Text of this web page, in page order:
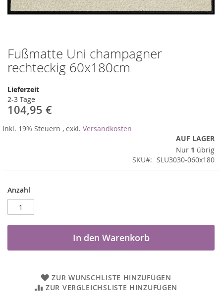
Fußmatte Uni champagner
rechteckig 60x180cm
Lieferzeit
2-3 Tage
104,95 €
Inkl. 19% Steuern , exkl. Versandkosten
AUF LAGER
Nur 1 übrig
SKU
SLU3030-060x180
Anzahl
In den Warenkorb
ZUR WUNSCHLISTE HINZUFÜGEN
ZUR VERGLEICHSLISTE HINZUFÜGEN
Zum
Anfang
der
springen